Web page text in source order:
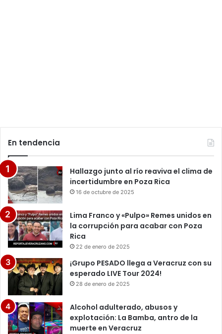
En tendencia
Hallazgo junto al río reaviva el clima de
incertidumbre en Poza Rica
16 de octubre de 2025
Lima Franco y «Pulpo» Remes unidos en
la corrupción para acabar con Poza
Rica
22 de enero de 2025
¡Grupo PESADO llega a Veracruz con su
esperado LIVE Tour 2024!
28 de enero de 2025
Alcohol adulterado, abusos y
explotación: La Bamba, antro de la
muerte en Veracruz